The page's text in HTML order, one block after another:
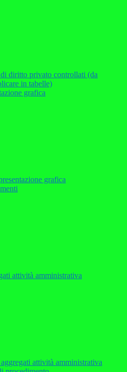
diritto privato controllati (da
in tabelle)
grafica
grafica
attività amministrativa
attività amministrativa